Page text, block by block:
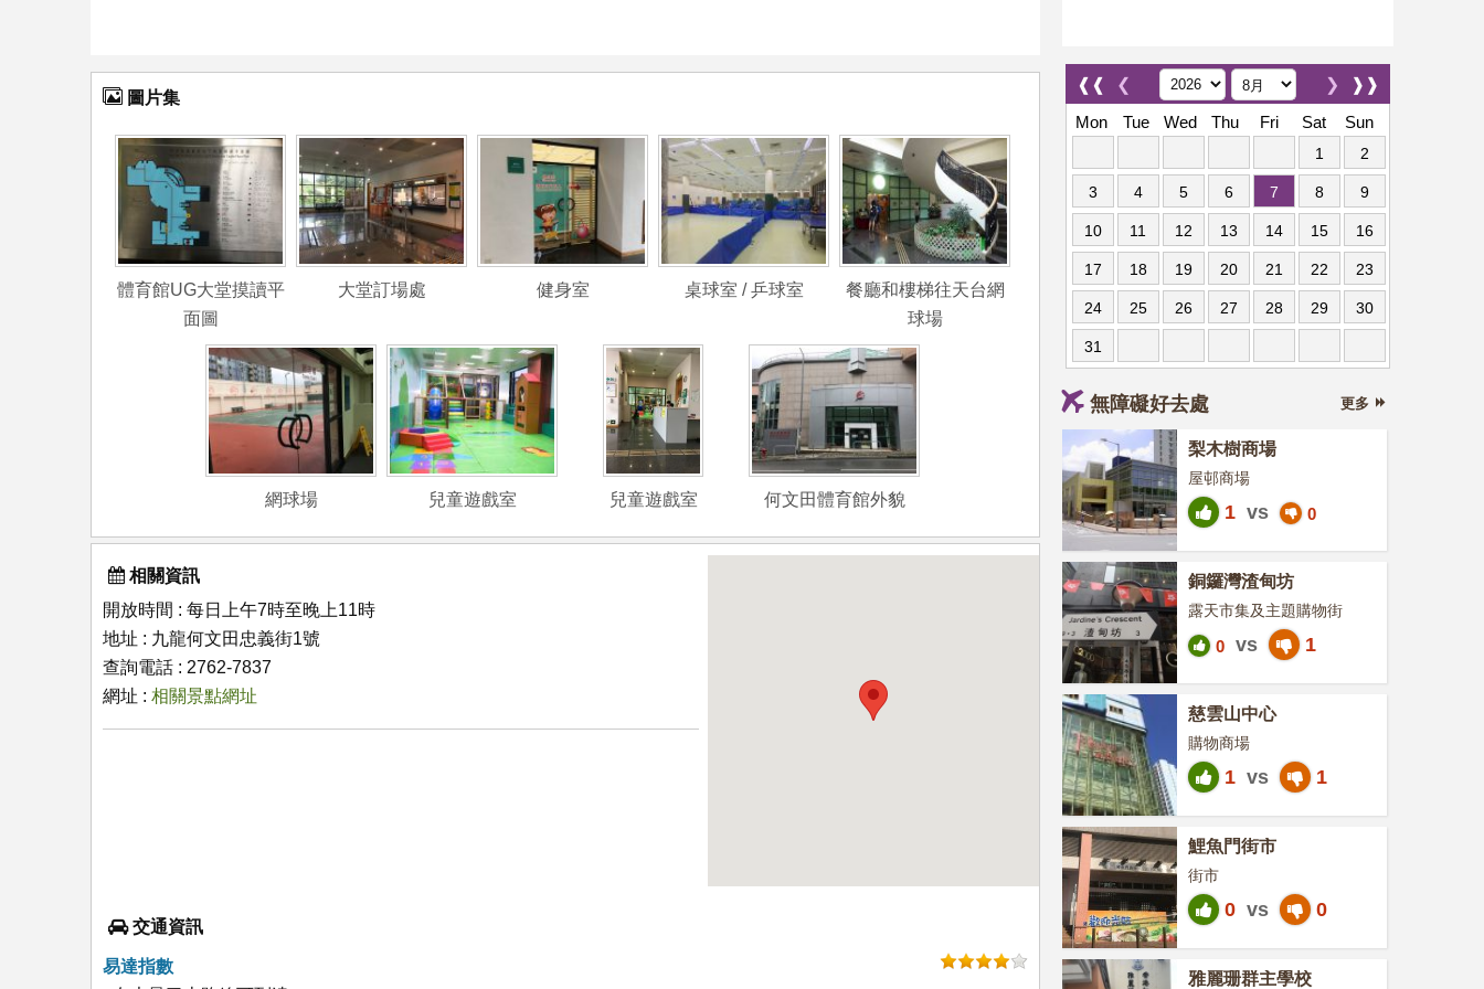
圖片集
體育館UG大堂摸讀平
面圖
大堂訂場處 健身室 桌球室 / 乒球室
餐廳和樓梯往天台網
球場
網球場 兒童遊戲室 兒童遊戲室 何文田體育館外貌
相關資訊
開放時間 : 每日上午7時至晚上11時
地址 : 九龍何文田忠義街1號
查詢電話 : 2762-7837
網址 : 相關景點網址
交通資訊
易達指數
❰❰ ❮ ❱❱
❯
Mon
Tue Wed Thu Fri Sat Sun
1 2
3 4 5 6 7 8 9
10 11 12 13 14 15 16
17 18 19 20 21 22 23
24 25 26 27 28 29 30
31
無障礙好去處 更多
梨木樹商場
屋邨商場
1 vs 0
銅鑼灣渣甸坊
露天市集及主題購物街
0 vs 1
慈雲山中心
購物商場
1 vs 1
鯉魚門街市
街市
0 vs 0
雅麗珊群主學校